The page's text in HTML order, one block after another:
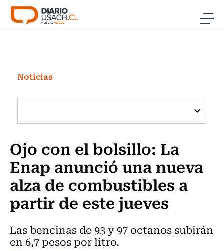
Click acá para ir directamente al contenido
Investigación
Cultura
Programas Radio y TV Usach
Noticias
Ojo con el bolsillo: La
Enap anunció una nueva
alza de combustibles a
partir de este jueves
Las bencinas de 93 y 97 octanos subirán
en 6,7 pesos por litro.